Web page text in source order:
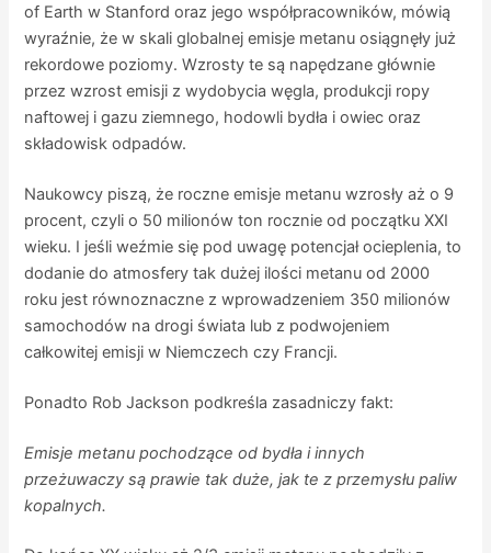
of Earth w Stanford oraz jego współpracowników, mówią
wyraźnie, że w skali globalnej emisje metanu osiągnęły już
rekordowe poziomy. Wzrosty te są napędzane głównie
przez wzrost emisji z wydobycia węgla, produkcji ropy
naftowej i gazu ziemnego, hodowli bydła i owiec oraz
składowisk odpadów.
Naukowcy piszą, że roczne emisje metanu wzrosły aż o 9
procent, czyli o 50 milionów ton rocznie od początku XXI
wieku. I jeśli weźmie się pod uwagę potencjał ocieplenia, to
dodanie do atmosfery tak dużej ilości metanu od 2000
roku jest równoznaczne z wprowadzeniem 350 milionów
samochodów na drogi świata lub z podwojeniem
całkowitej emisji w Niemczech czy Francji.
Ponadto Rob Jackson podkreśla zasadniczy fakt:
Emisje metanu pochodzące od bydła i innych
przeżuwaczy są prawie tak duże, jak te z przemysłu paliw
kopalnych.